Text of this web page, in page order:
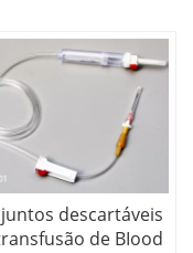
descartáveis
de BIood